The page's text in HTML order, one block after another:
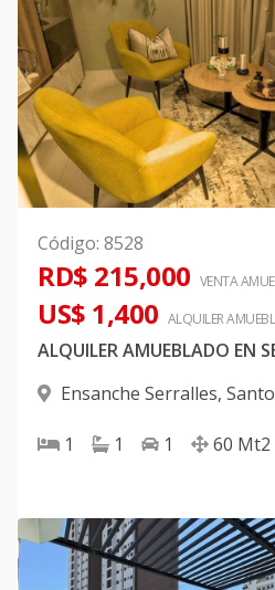
Código: 8528
RD$ 215,000 VENTA
US$ 1,400 ALQUILER
ALQUILER AMUEBLADO EN
Ensanche Serralles,
1 1 1 60 Mt2